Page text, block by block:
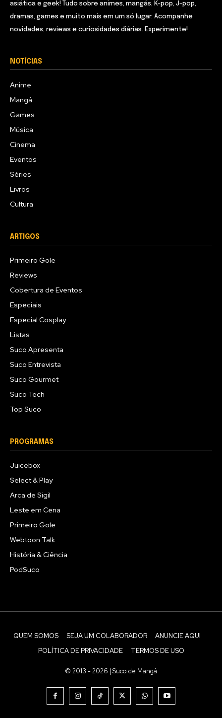
asiática e geek! Tudo sobre animes, mangás, K-pop, J-pop,
dramas, games e muito mais em um só lugar. Acompanhe
novidades, reviews e curiosidades diárias. Experimente!
NOTÍCIAS
Anime
Mangá
Games
Música
Cinema
Eventos
Séries
Livros
Cultura
ARTIGOS
Primeiro Gole
Reviews
Cobertura de Eventos
Especiais
Especial Cosplay
Listas
Suco Apresenta
Suco Entrevista
Suco Gourmet
Suco Tech
Top Suco
PROGRAMAS
Juicebox
Select & Play
Arca de Sigil
Leste em Cena
Primeiro Gole
Webtoon Talk
História & Ciência
PodSuco
QUEM SOMOS SEJA UM COLABORADOR
ANUNCIE AQUI
POLÍTICA DE PRIVACIDADE
TERMOS DE USO
© 2013 - 2026 | Suco de Mangá